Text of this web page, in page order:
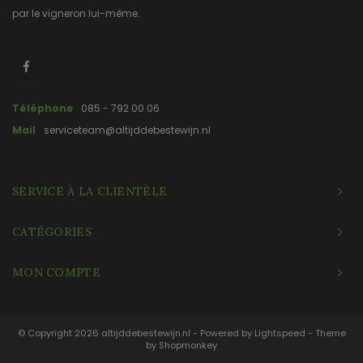
par le vigneron lui-même.
Téléphone
085 - 792 00 06
Mail
serviceteam@altijddebestewijn.nl
SERVICE À LA CLIENTÈLE
CATÉGORIES
MON COMPTE
© Copyright 2026 altijddebestewijn.nl - Powered by Lightspeed - Theme
by Shopmonkey